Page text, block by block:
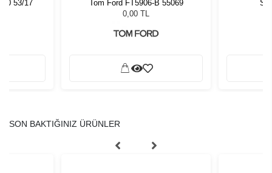
53/17
Tom Ford FT5906-B 55069
0,00 TL
SON BAKTIĞINIZ ÜRÜNLER